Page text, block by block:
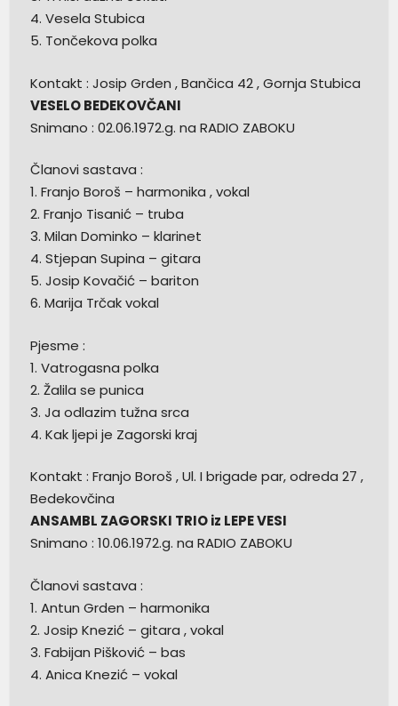
4. Vesela Stubica
5. Tončekova polka
Kontakt : Josip Grden , Bančica 42 , Gornja Stubica
VESELO BEDEKOVČANI
Snimano : 02.06.1972.g. na RADIO ZABOKU
Članovi sastava :
1. Franjo Boroš – harmonika , vokal
2. Franjo Tisanić – truba
3. Milan Dominko – klarinet
4. Stjepan Supina – gitara
5. Josip Kovačić – bariton
6. Marija Trčak vokal
Pjesme :
1. Vatrogasna polka
2. Žalila se punica
3. Ja odlazim tužna srca
4. Kak ljepi je Zagorski kraj
Kontakt : Franjo Boroš , Ul. I brigade par, odreda 27 ,
Bedekovčina
ANSAMBL ZAGORSKI TRIO iz LEPE VESI
Snimano : 10.06.1972.g. na RADIO ZABOKU
Članovi sastava :
1. Antun Grden – harmonika
2. Josip Knezić – gitara , vokal
3. Fabijan Pišković – bas
4. Anica Knezić – vokal